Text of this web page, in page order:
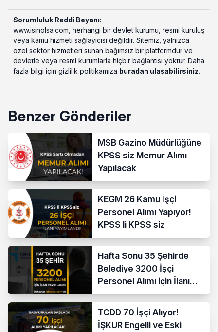
Sorumluluk Reddi Beyanı:
www.isinolsa.com, herhangi bir devlet kurumu, resmi kuruluş
veya kamu hizmeti sağlayıcısı değildir. Sitemiz, yalnızca
özel sektör hizmetleri sunan bağımsız bir platformdur ve
devletle veya resmi kurumlarla hiçbir bağlantısı yoktur. Daha
fazla bilgi için gizlilik politikamıza buradan ulaşabilirsiniz.
Benzer Gönderiler
MSB Gazino Müdürlüğüne
KPSS siz Memur Alımı
Yapılacak
KEGM 26 Kamu İşçi
Personel Alımı Yapıyor!
KPSS li KPSS siz
Hafta Sonu 35 Şehirde
Belediye 3200 İşçi
Personel Alımı için İlanı
Yayımladı!
TCDD 70 İşçi Alıyor!
İŞKUR Engelli ve Eski